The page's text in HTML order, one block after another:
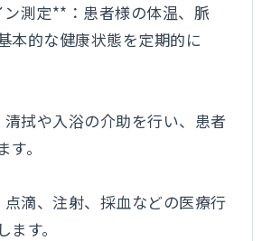
測定**：患者様の体温、脈
本的な健康状態を定期的に
拭や入浴の介助を行い、患者
。
滴、注射、採血などの医療行
す。